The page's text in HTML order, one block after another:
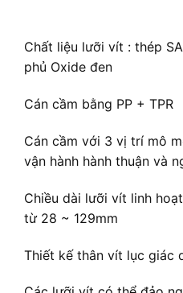
Chất liệu lưỡi vít : thép
phủ Oxide đen
Cán cầm bằng PP + TPR
Cán cầm với 3 vị trí mô
vận hành hành thuận và
Chiều dài lưỡi vít linh
từ 28 ~ 129mm
Thiết kế thân vít lục giác